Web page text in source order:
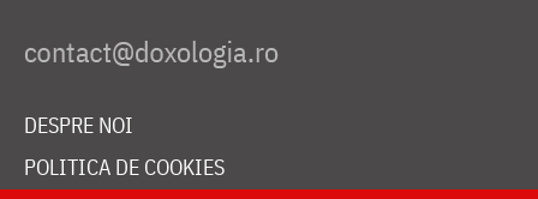
DESPRE NOI
POLITICA DE COOKIES